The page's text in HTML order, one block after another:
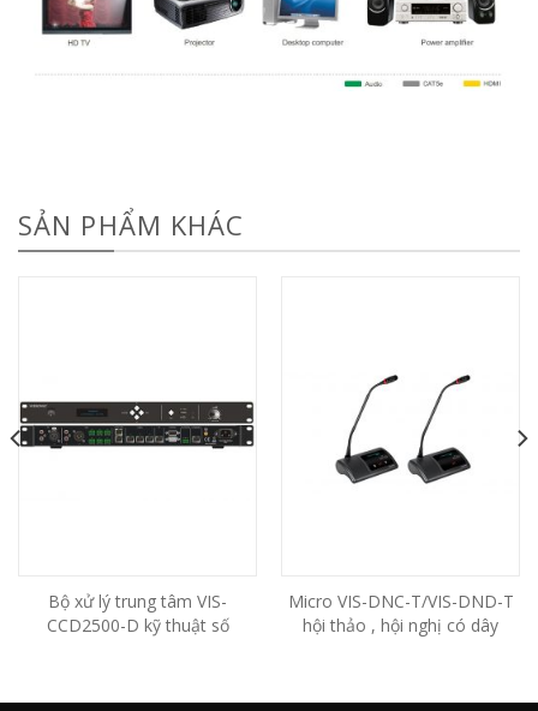
SẢN PHẨM KHÁC
Bộ xử lý trung tâm VIS-
CCD2500-D kỹ thuật số
Micro VIS-DNC-T/VIS-DND-T
hội thảo , hội nghị có dây